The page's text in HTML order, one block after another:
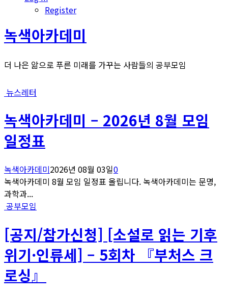
Register
녹색아카데미
더 나은 앎으로 푸른 미래를 가꾸는 사람들의 공부모임
뉴스레터
녹색아카데미 – 2026년 8월 모임
일정표
녹색아카데미2026년 08월 03일0
녹색아카데미 8월 모임 일정표 올립니다. 녹색아카데미는 문명,
과학과...
공부모임
[공지/참가신청] [소설로 읽는 기후
위기·인류세] – 5회차 『부처스 크
로싱』